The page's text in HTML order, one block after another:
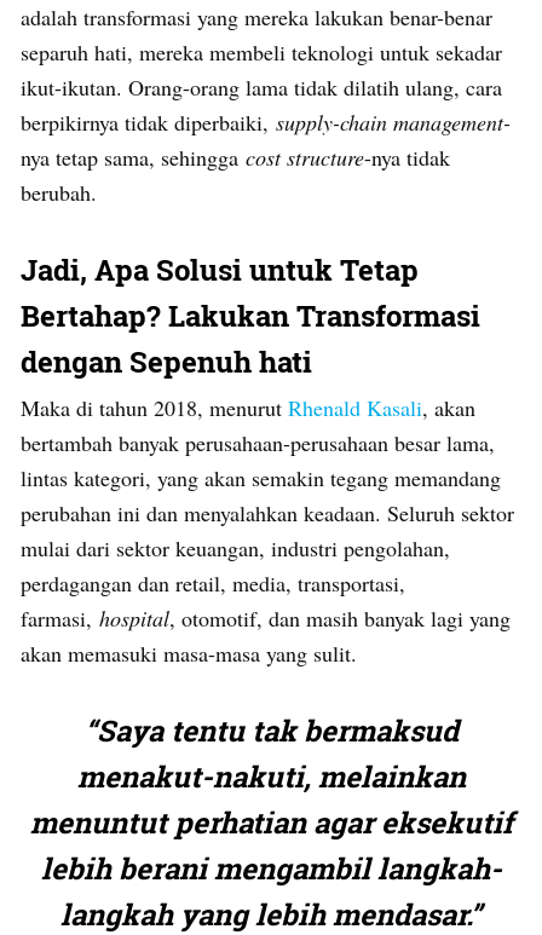
adalah transformasi yang mereka lakukan benar-benar
separuh hati, mereka membeli teknologi untuk sekadar
ikut-ikutan. Orang-orang lama tidak dilatih ulang, cara
berpikirnya tidak diperbaiki, supply-chain management-
nya tetap sama, sehingga cost structure-nya tidak
berubah.
Jadi, Apa Solusi untuk Tetap
Bertahap? Lakukan Transformasi
dengan Sepenuh hati
Maka di tahun 2018, menurut Rhenald Kasali, akan
bertambah banyak perusahaan-perusahaan besar lama,
lintas kategori, yang akan semakin tegang memandang
perubahan ini dan menyalahkan keadaan. Seluruh sektor
mulai dari sektor keuangan, industri pengolahan,
perdagangan dan retail, media, transportasi,
farmasi, hospital, otomotif, dan masih banyak lagi yang
akan memasuki masa-masa yang sulit.
“Saya tentu tak bermaksud
menakut-nakuti, melainkan
menuntut perhatian agar eksekutif
lebih berani mengambil langkah-
langkah yang lebih mendasar.”